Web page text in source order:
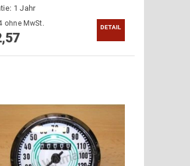
1 Jahr
€68,24 ohne MwSt. DETAIL